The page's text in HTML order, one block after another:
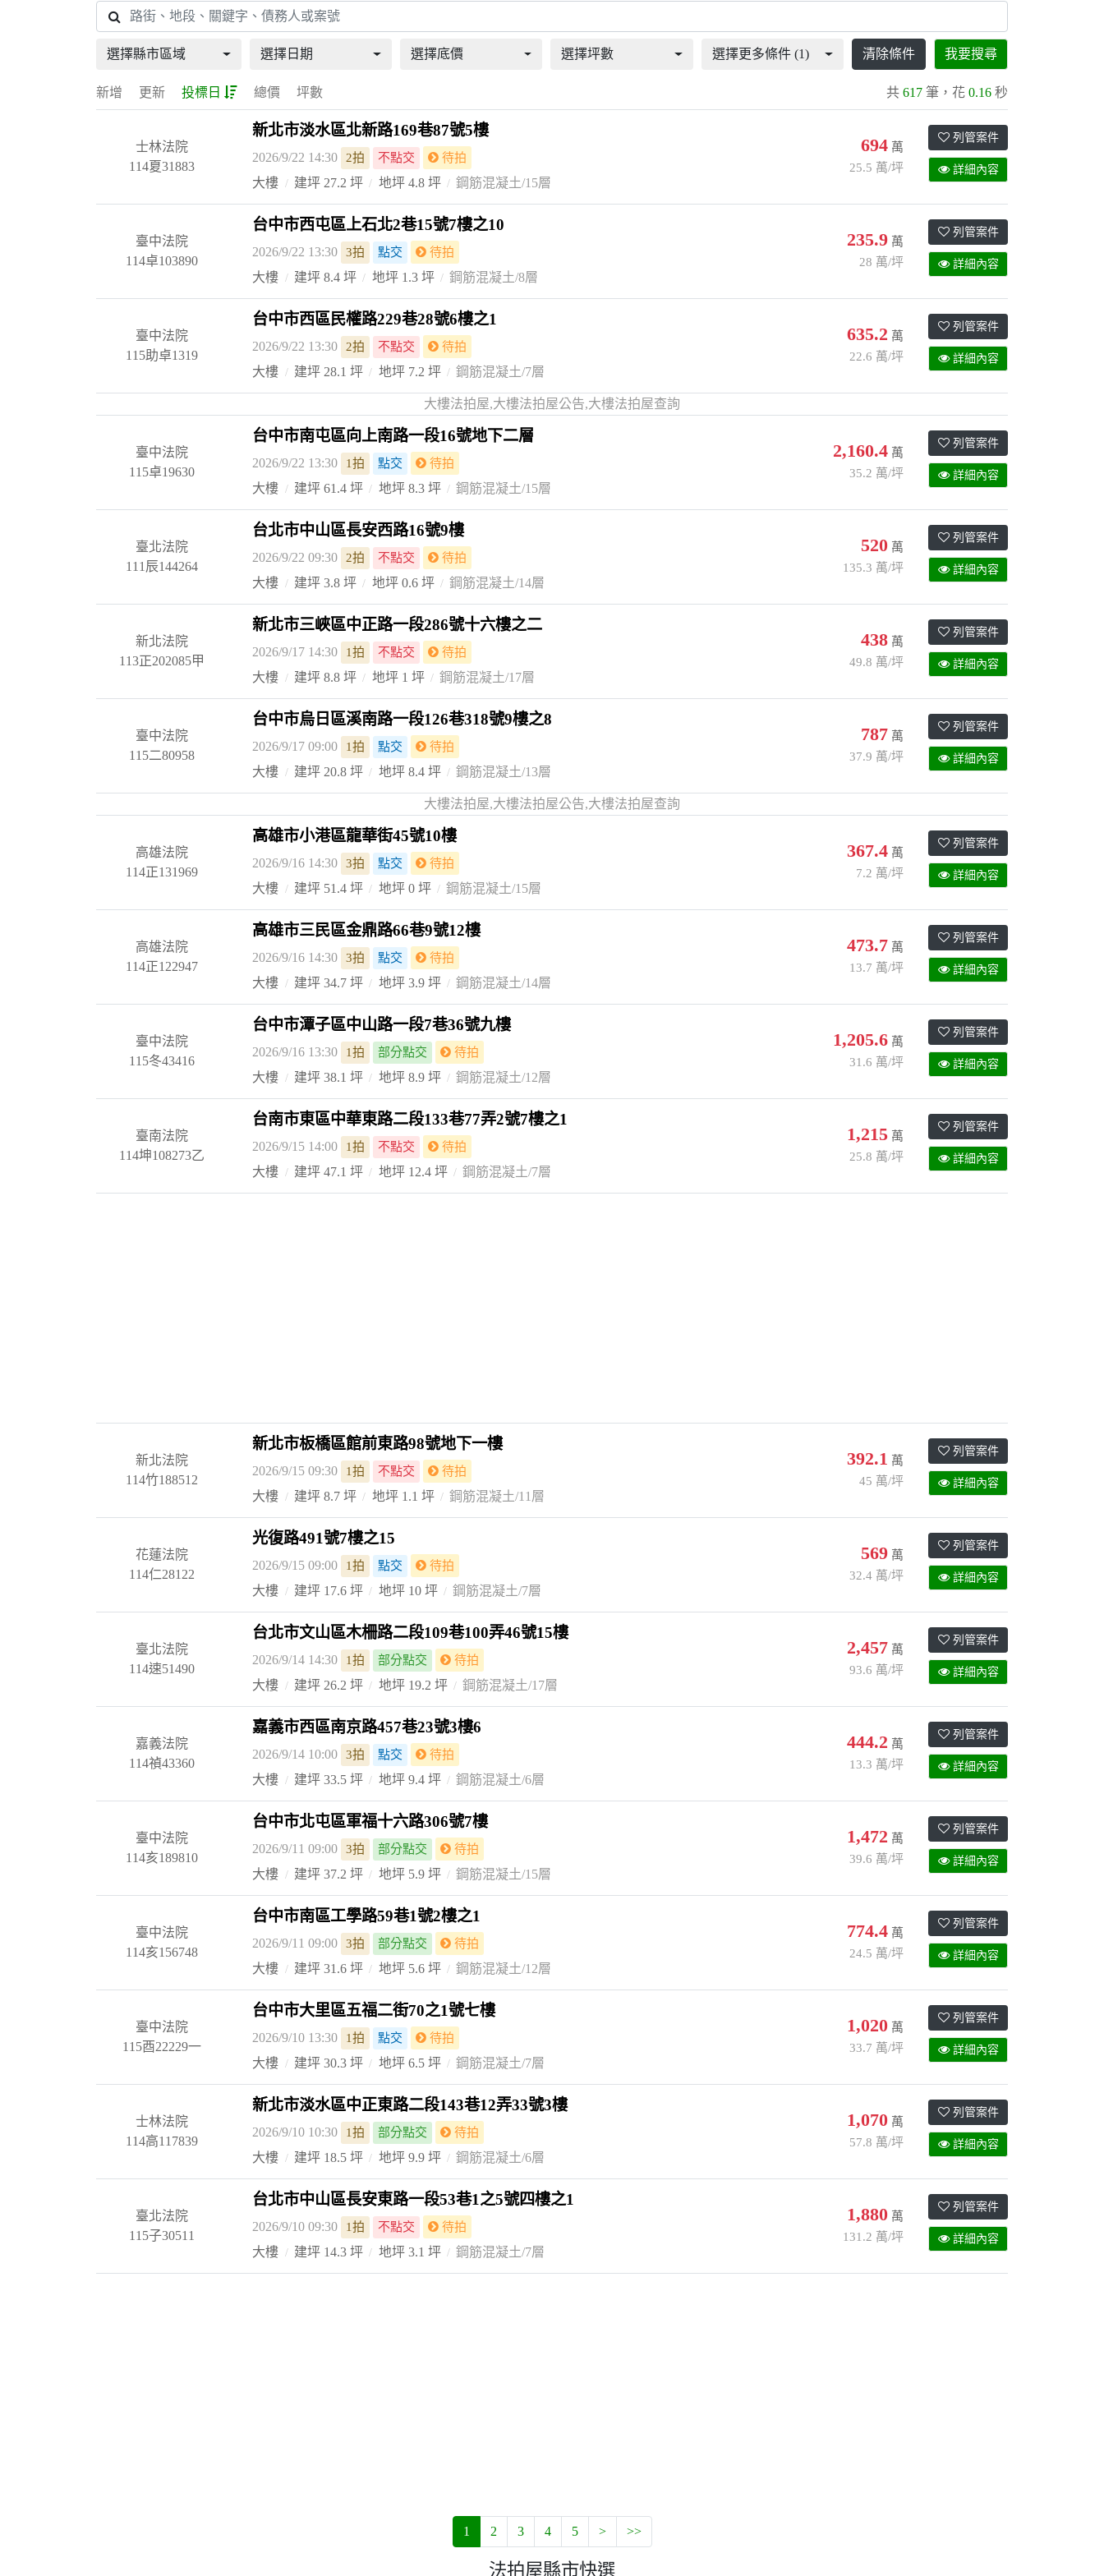
選擇縣市區域 選擇日期 選擇底價 選擇坪數 選擇更多條件 (1) 清除條件 我要搜尋
新增 更新 投標日 總價 坪數 共 617 筆，花 0.16 秒
士林法院
114夏31883
新北市淡水區北新路169巷87號5樓
2026/9/22 14:30 2拍 不點交 待拍
大樓 建坪 27.2 坪 地坪 4.8 坪 鋼筋混凝土/15層
694 萬
25.5 萬/坪
列管案件
詳細內容
臺中法院
114卓103890
台中市西屯區上石北2巷15號7樓之10
2026/9/22 13:30 3拍 點交 待拍
大樓 建坪 8.4 坪 地坪 1.3 坪 鋼筋混凝土/8層
235.9 萬
28 萬/坪
列管案件
詳細內容
臺中法院
115助卓1319
台中市西區民權路229巷28號6樓之1
2026/9/22 13:30 2拍 不點交 待拍
大樓 建坪 28.1 坪 地坪 7.2 坪 鋼筋混凝土/7層
635.2 萬
22.6 萬/坪
列管案件
詳細內容
大樓法拍屋,大樓法拍屋公告,大樓法拍屋查詢
臺中法院
115卓19630
台中市南屯區向上南路一段16號地下二層
2026/9/22 13:30 1拍 點交 待拍
大樓 建坪 61.4 坪 地坪 8.3 坪 鋼筋混凝土/15層
2,160.4 萬
35.2 萬/坪
列管案件
詳細內容
臺北法院
111辰144264
台北市中山區長安西路16號9樓
2026/9/22 09:30 2拍 不點交 待拍
大樓 建坪 3.8 坪 地坪 0.6 坪 鋼筋混凝土/14層
520 萬
135.3 萬/坪
列管案件
詳細內容
新北法院
113正202085甲
新北市三峽區中正路一段286號十六樓之二
2026/9/17 14:30 1拍 不點交 待拍
大樓 建坪 8.8 坪 地坪 1 坪 鋼筋混凝土/17層
438 萬
49.8 萬/坪
列管案件
詳細內容
臺中法院
115二80958
台中市烏日區溪南路一段126巷318號9樓之8
2026/9/17 09:00 1拍 點交 待拍
大樓 建坪 20.8 坪 地坪 8.4 坪 鋼筋混凝土/13層
787 萬
37.9 萬/坪
列管案件
詳細內容
大樓法拍屋,大樓法拍屋公告,大樓法拍屋查詢
高雄法院
114正131969
高雄市小港區龍華街45號10樓
2026/9/16 14:30 3拍 點交 待拍
大樓 建坪 51.4 坪 地坪 0 坪 鋼筋混凝土/15層
367.4 萬
7.2 萬/坪
列管案件
詳細內容
高雄法院
114正122947
高雄市三民區金鼎路66巷9號12樓
2026/9/16 14:30 3拍 點交 待拍
大樓 建坪 34.7 坪 地坪 3.9 坪 鋼筋混凝土/14層
473.7 萬
13.7 萬/坪
列管案件
詳細內容
臺中法院
115冬43416
台中市潭子區中山路一段7巷36號九樓
2026/9/16 13:30 1拍 部分點交 待拍
大樓 建坪 38.1 坪 地坪 8.9 坪 鋼筋混凝土/12層
1,205.6 萬
31.6 萬/坪
列管案件
詳細內容
臺南法院
114坤108273乙
台南市東區中華東路二段133巷77弄2號7樓之1
2026/9/15 14:00 1拍 不點交 待拍
大樓 建坪 47.1 坪 地坪 12.4 坪 鋼筋混凝土/7層
1,215 萬
25.8 萬/坪
列管案件
詳細內容
新北法院
114竹188512
新北市板橋區館前東路98號地下一樓
2026/9/15 09:30 1拍 不點交 待拍
大樓 建坪 8.7 坪 地坪 1.1 坪 鋼筋混凝土/11層
392.1 萬
45 萬/坪
列管案件
詳細內容
花蓮法院
114仁28122
光復路491號7樓之15
2026/9/15 09:00 1拍 點交 待拍
大樓 建坪 17.6 坪 地坪 10 坪 鋼筋混凝土/7層
569 萬
32.4 萬/坪
列管案件
詳細內容
臺北法院
114速51490
台北市文山區木柵路二段109巷100弄46號15樓
2026/9/14 14:30 1拍 部分點交 待拍
大樓 建坪 26.2 坪 地坪 19.2 坪 鋼筋混凝土/17層
2,457 萬
93.6 萬/坪
列管案件
詳細內容
嘉義法院
114禎43360
嘉義市西區南京路457巷23號3樓6
2026/9/14 10:00 3拍 點交 待拍
大樓 建坪 33.5 坪 地坪 9.4 坪 鋼筋混凝土/6層
444.2 萬
13.3 萬/坪
列管案件
詳細內容
臺中法院
114亥189810
台中市北屯區軍福十六路306號7樓
2026/9/11 09:00 3拍 部分點交 待拍
大樓 建坪 37.2 坪 地坪 5.9 坪 鋼筋混凝土/15層
1,472 萬
39.6 萬/坪
列管案件
詳細內容
臺中法院
114亥156748
台中市南區工學路59巷1號2樓之1
2026/9/11 09:00 3拍 部分點交 待拍
大樓 建坪 31.6 坪 地坪 5.6 坪 鋼筋混凝土/12層
774.4 萬
24.5 萬/坪
列管案件
詳細內容
臺中法院
115酉22229一
台中市大里區五福二街70之1號七樓
2026/9/10 13:30 1拍 點交 待拍
大樓 建坪 30.3 坪 地坪 6.5 坪 鋼筋混凝土/7層
1,020 萬
33.7 萬/坪
列管案件
詳細內容
士林法院
114高117839
新北市淡水區中正東路二段143巷12弄33號3樓
2026/9/10 10:30 1拍 部分點交 待拍
大樓 建坪 18.5 坪 地坪 9.9 坪 鋼筋混凝土/6層
1,070 萬
57.8 萬/坪
列管案件
詳細內容
臺北法院
115子30511
台北市中山區長安東路一段53巷1之5號四樓之1
2026/9/10 09:30 1拍 不點交 待拍
大樓 建坪 14.3 坪 地坪 3.1 坪 鋼筋混凝土/7層
1,880 萬
131.2 萬/坪
列管案件
詳細內容
1 2 3 4 5 > >>
法拍屋縣市快選